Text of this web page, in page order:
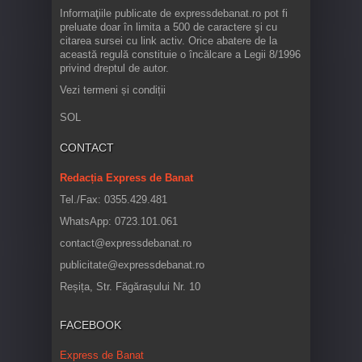
Informaţiile publicate de expressdebanat.ro pot fi
preluate doar în limita a 500 de caractere şi cu
citarea sursei cu link activ. Orice abatere de la
această regulă constituie o încălcare a Legii 8/1996
privind dreptul de autor.
Vezi termeni și condiții
SOL
CONTACT
Redacția Express de Banat
Tel./Fax: 0355.429.481
WhatsApp: 0723.101.061
contact@expressdebanat.ro
publicitate@expressdebanat.ro
Reșița, Str. Făgărașului Nr. 10
FACEBOOK
Express de Banat